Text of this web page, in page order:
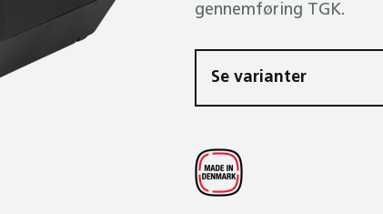
gennem­føring TGK.
Se varianter